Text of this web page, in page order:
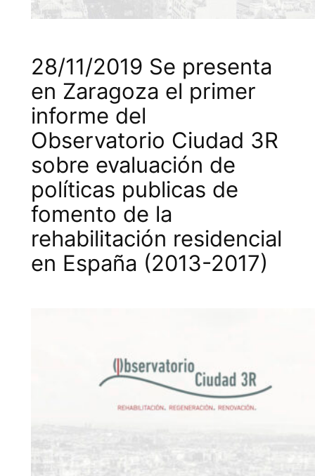
28/11/2019 Se presenta
en Zaragoza el primer
informe del
Observatorio Ciudad 3R
sobre evaluación de
políticas publicas de
fomento de la
rehabilitación residencial
en España (2013-2017)